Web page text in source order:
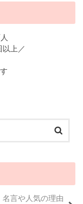
上／
言や人気の理由